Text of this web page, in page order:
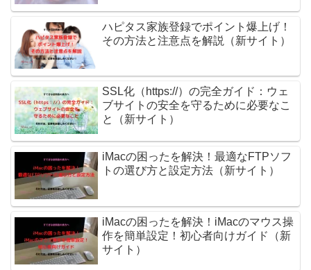
ハピタス家族登録でポイント爆上げ！
その方法と注意点を解説（新サイト）
SSL化（https://）の完全ガイド：ウェ
ブサイトの安全を守るために必要なこ
と（新サイト）
iMacの困ったを解決！最適なFTPソフ
トの選び方と設定方法（新サイト）
iMacの困ったを解決！iMacのマウス操
作を簡単設定！初心者向けガイド（新
サイト）